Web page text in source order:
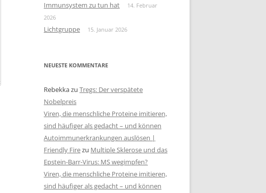
Immunsystem zu tun hat
14. Februar
2026
Lichtgruppe 15. Januar 2026
NEUESTE KOMMENTARE
Rebekkazu Tregs: Der verspätete
Nobelpreis
Viren, die menschliche Proteine imitieren,
sind häufiger als gedacht – und können
Autoimmunerkrankungen auslösen |
Friendly Firezu Multiple Sklerose und das
Epstein-Barr-Virus: MS wegimpfen?
Viren, die menschliche Proteine imitieren,
sind häufiger als gedacht – und können